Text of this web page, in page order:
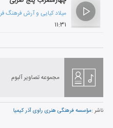
میلاد کیایی و آرش فرهنگ فر
۱۱:۳۱
مجموعه تصاویر آلبوم
ناشر :مؤسسه فرهنگی هنری راوی آذر کیمیا